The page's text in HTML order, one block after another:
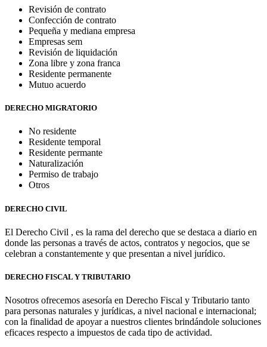
Revisión de contrato
Confección de contrato
Pequeña y mediana empresa
Empresas sem
Revisión de liquidación
Zona libre y zona franca
Residente permanente
Mutuo acuerdo
DERECHO MIGRATORIO
No residente
Residente temporal
Residente permante
Naturalización
Permiso de trabajo
Otros
DERECHO CIVIL
El Derecho Civil , es la rama del derecho que se destaca a diario en
donde las personas a través de actos, contratos y negocios, que se
celebran a constantemente y que presentan a nivel jurídico.
DERECHO FISCAL Y TRIBUTARIO
Nosotros ofrecemos asesoría en Derecho Fiscal y Tributario tanto
para personas naturales y jurídicas, a nivel nacional e internacional;
con la finalidad de apoyar a nuestros clientes brindándole soluciones
eficaces respecto a impuestos de cada tipo de actividad.